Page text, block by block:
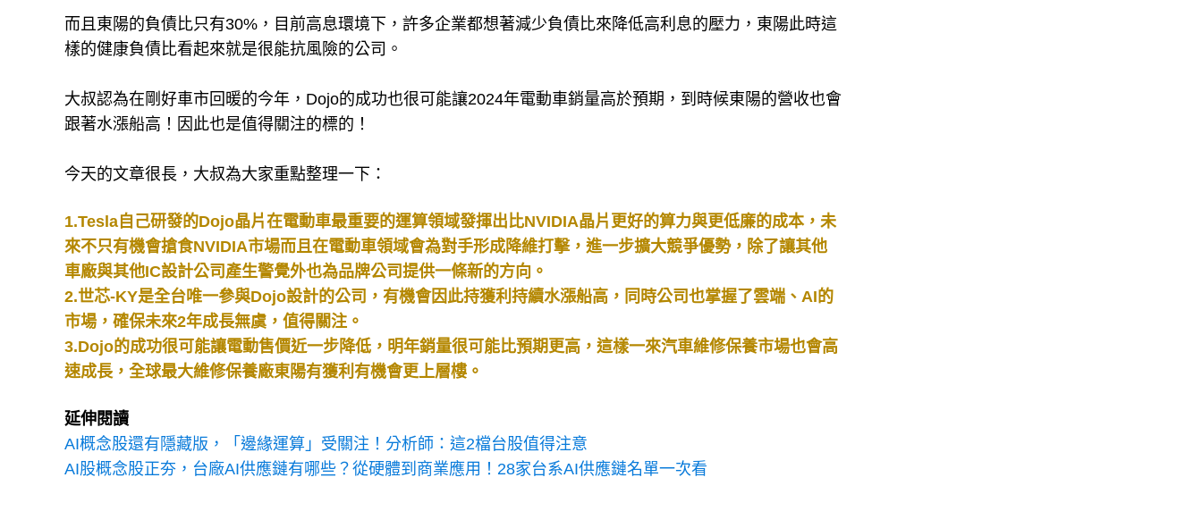
而且東陽的負債比只有30%，目前高息環境下，許多企業都想著減少負債比來降低高利息的壓力，東陽此時這
樣的健康負債比看起來就是很能抗風險的公司。
大叔認為在剛好車市回暖的今年，Dojo的成功也很可能讓2024年電動車銷量高於預期，到時候東陽的營收也會
跟著水漲船高！因此也是值得關注的標的！
今天的文章很長，大叔為大家重點整理一下：
1.Tesla自己研發的Dojo晶片在電動車最重要的運算領域發揮出比NVIDIA晶片更好的算力與更低廉的成本，未
來不只有機會搶食NVIDIA市場而且在電動車領域會為對手形成降維打擊，進一步擴大競爭優勢，除了讓其他
車廠與其他IC設計公司產生警覺外也為品牌公司提供一條新的方向。
2.世芯-KY是全台唯一參與Dojo設計的公司，有機會因此持獲利持續水漲船高，同時公司也掌握了雲端、AI的
市場，確保未來2年成長無虞，值得關注。
3.Dojo的成功很可能讓電動售價近一步降低，明年銷量很可能比預期更高，這樣一來汽車維修保養市場也會高
速成長，全球最大維修保養廠東陽有獲利有機會更上層樓。
延伸閱讀
AI概念股還有隱藏版，「邊緣運算」受關注！分析師：這2檔台股值得注意
AI股概念股正夯，台廠AI供應鏈有哪些？從硬體到商業應用！28家台系AI供應鏈名單一次看